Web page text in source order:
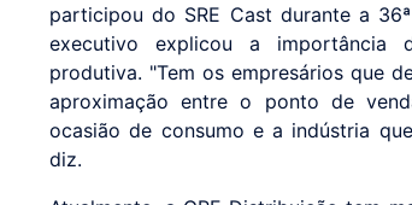
participou do SRE Cast durante a
executivo explicou a
produtiva. "Tem os empresários que
aproximação entre o ponto de
ocasião de consumo e a indústria
diz.